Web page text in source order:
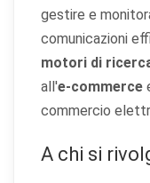
gestire e
comunicazioni
motori di
all'e-commerce
commercio
A chi si